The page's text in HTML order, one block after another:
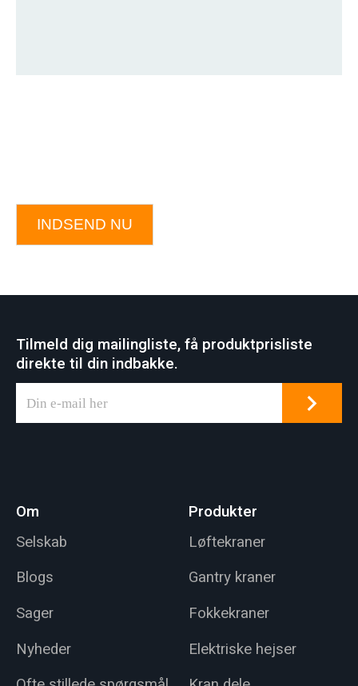
INDSEND NU
Tilmeld dig mailingliste, få produktprisliste
direkte til din indbakke.
Om
Selskab
Blogs
Sager
Nyheder
Produkter
Løftekraner
Gantry kraner
Fokkekraner
Elektriske hejser